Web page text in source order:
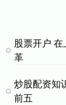
股票开户
革
炒股配资知
前五